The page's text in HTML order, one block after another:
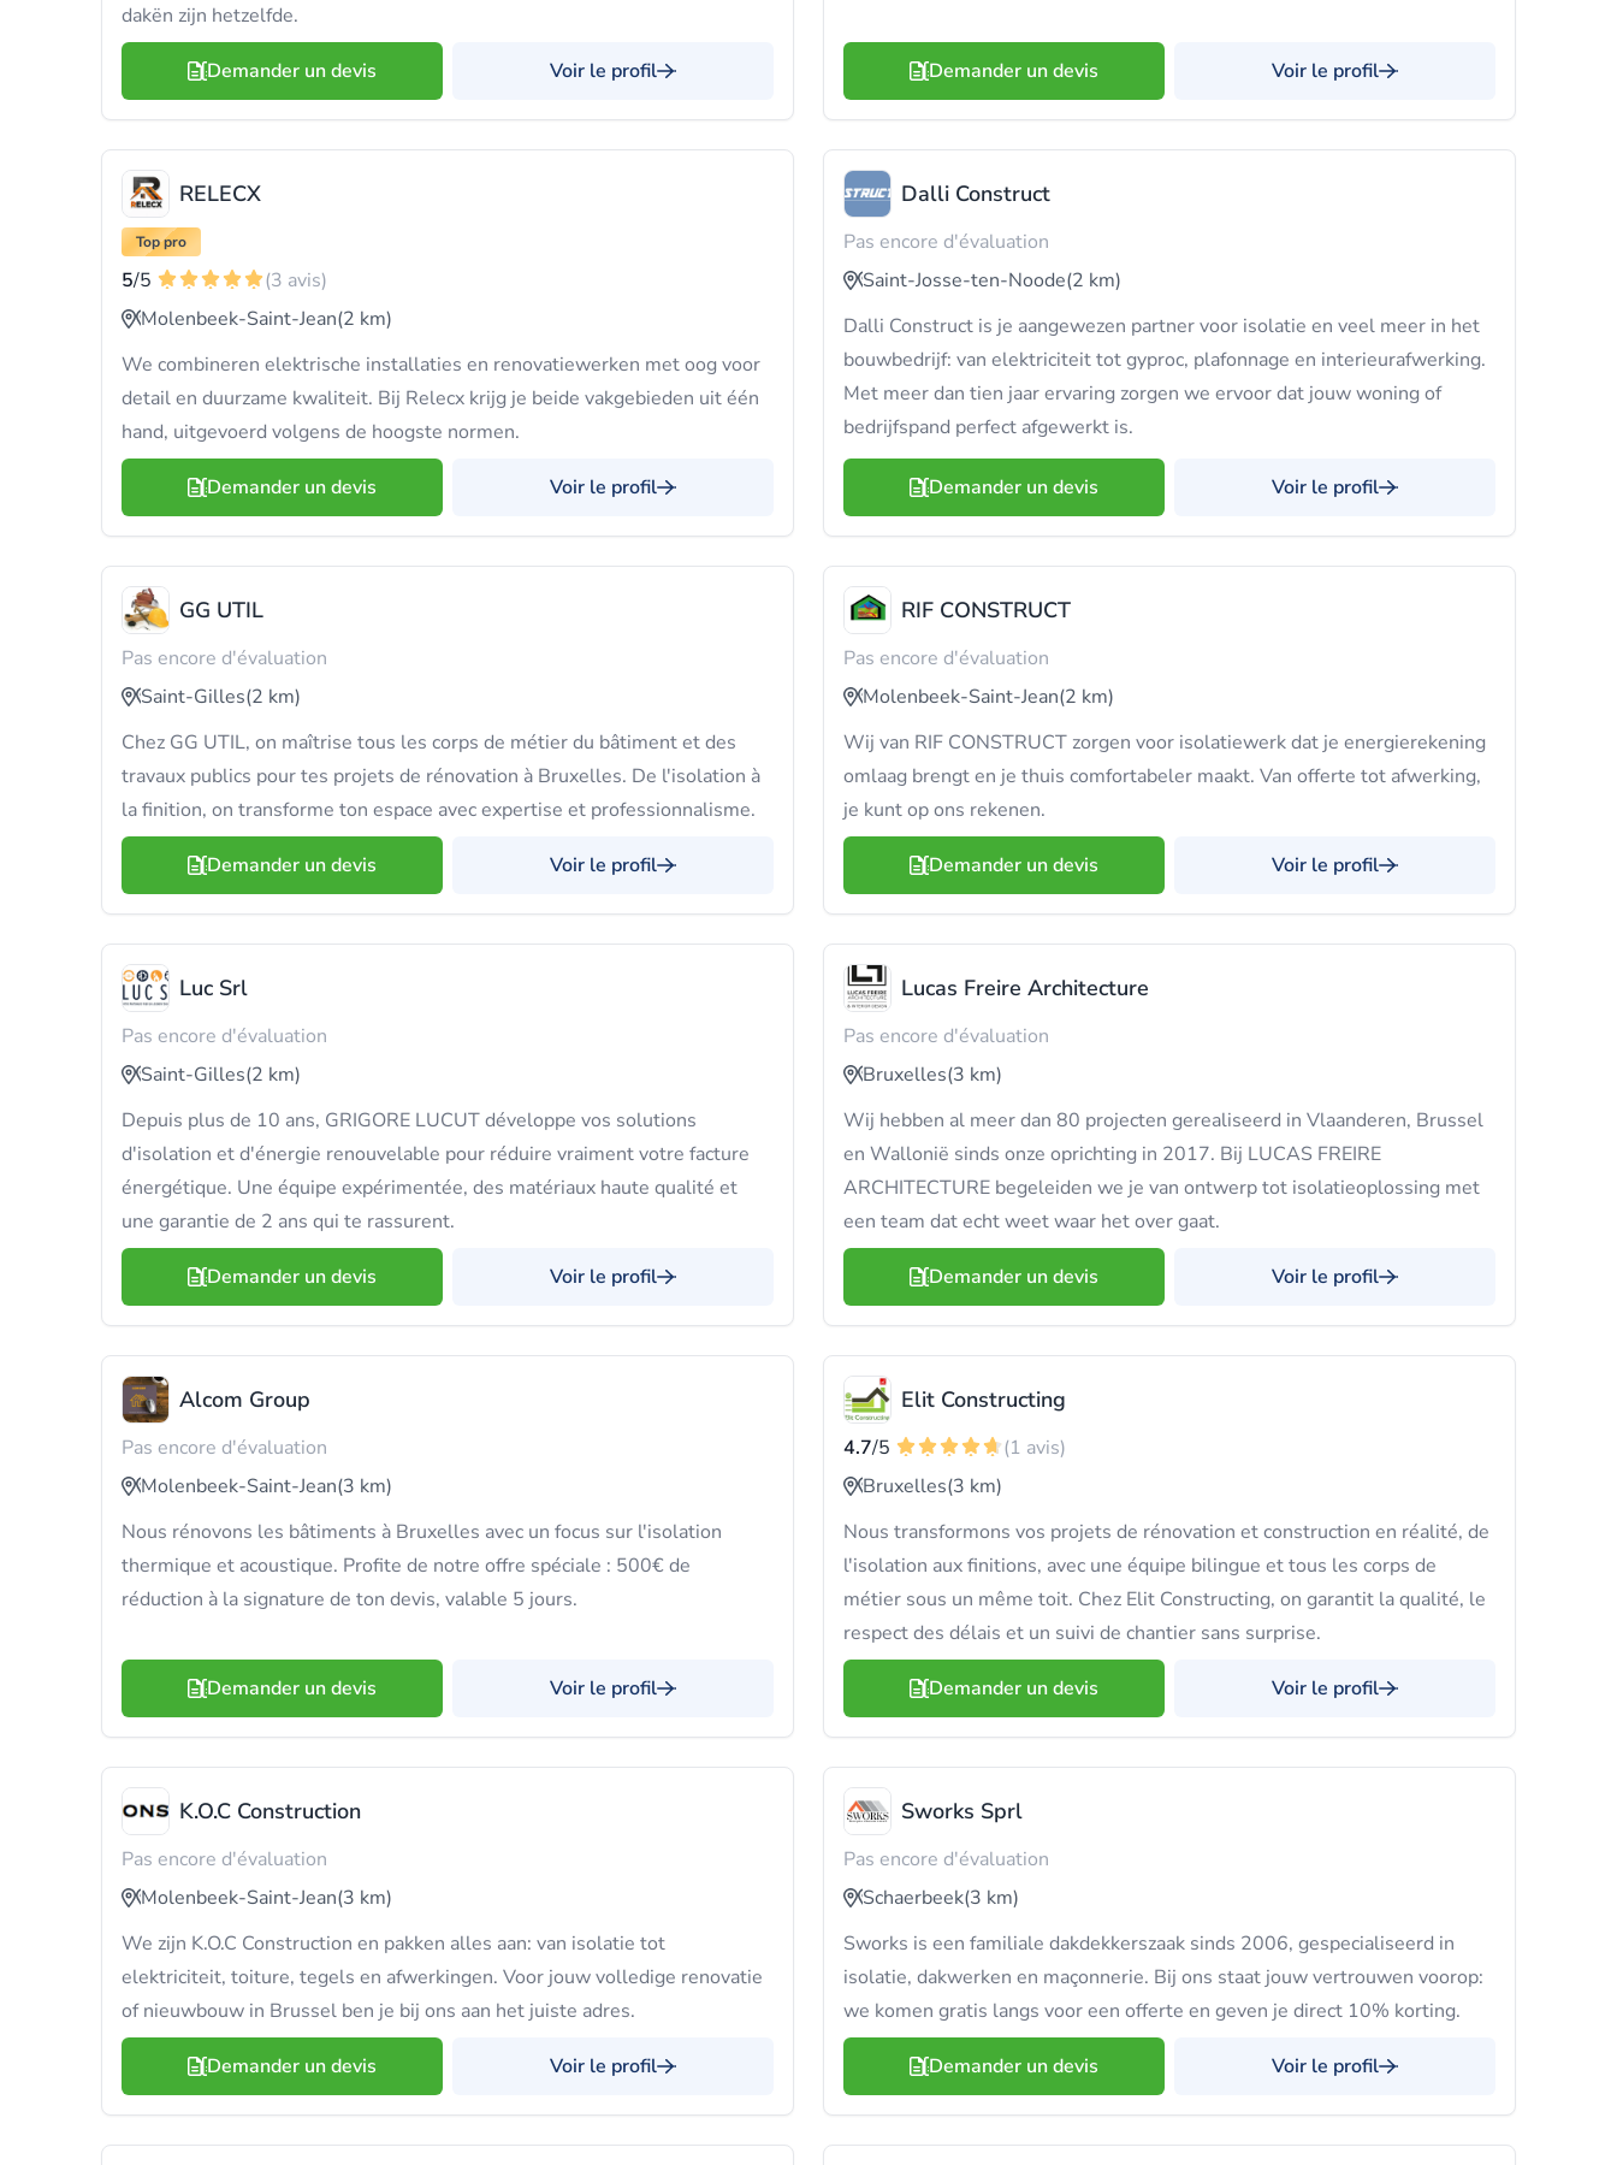
dakën zijn hetzelfde.
Demander un devis Voir le profil Demander un devis Voir le profil
RELECX
Top pro
5/5
(3 avis)
Molenbeek-Saint-Jean(2 km)
We combineren elektrische installaties en renovatiewerken met oog voor
detail en duurzame kwaliteit. Bij Relecx krijg je beide vakgebieden uit één
hand, uitgevoerd volgens de hoogste normen.
Demander un devis Voir le profil
Dalli Construct
Pas encore d'évaluation
Saint-Josse-ten-Noode(2 km)
Dalli Construct is je aangewezen partner voor isolatie en veel meer in het
bouwbedrijf: van elektriciteit tot gyproc, plafonnage en interieurafwerking.
Met meer dan tien jaar ervaring zorgen we ervoor dat jouw woning of
bedrijfspand perfect afgewerkt is.
Demander un devis Voir le profil
GG UTIL
Pas encore d'évaluation
Saint-Gilles(2 km)
Chez GG UTIL, on maîtrise tous les corps de métier du bâtiment et des
travaux publics pour tes projets de rénovation à Bruxelles. De l'isolation à
la finition, on transforme ton espace avec expertise et professionnalisme.
Demander un devis Voir le profil
RIF CONSTRUCT
Pas encore d'évaluation
Molenbeek-Saint-Jean(2 km)
Wij van RIF CONSTRUCT zorgen voor isolatiewerk dat je energierekening
omlaag brengt en je thuis comfortabeler maakt. Van offerte tot afwerking,
je kunt op ons rekenen.
Demander un devis Voir le profil
Luc Srl
Pas encore d'évaluation
Saint-Gilles(2 km)
Depuis plus de 10 ans, GRIGORE LUCUT développe vos solutions
d'isolation et d'énergie renouvelable pour réduire vraiment votre facture
énergétique. Une équipe expérimentée, des matériaux haute qualité et
une garantie de 2 ans qui te rassurent.
Demander un devis Voir le profil
Lucas Freire Architecture
Pas encore d'évaluation
Bruxelles(3 km)
Wij hebben al meer dan 80 projecten gerealiseerd in Vlaanderen, Brussel
en Wallonië sinds onze oprichting in 2017. Bij LUCAS FREIRE
ARCHITECTURE begeleiden we je van ontwerp tot isolatieoplossing met
een team dat echt weet waar het over gaat.
Demander un devis Voir le profil
Alcom Group
Pas encore d'évaluation
Molenbeek-Saint-Jean(3 km)
Nous rénovons les bâtiments à Bruxelles avec un focus sur l'isolation
thermique et acoustique. Profite de notre offre spéciale : 500€ de
réduction à la signature de ton devis, valable 5 jours.
Demander un devis Voir le profil
Elit Constructing
4.7/5
(1 avis)
Bruxelles(3 km)
Nous transformons vos projets de rénovation et construction en réalité, de
l'isolation aux finitions, avec une équipe bilingue et tous les corps de
métier sous un même toit. Chez Elit Constructing, on garantit la qualité, le
respect des délais et un suivi de chantier sans surprise.
Demander un devis Voir le profil
K.O.C Construction
Pas encore d'évaluation
Molenbeek-Saint-Jean(3 km)
We zijn K.O.C Construction en pakken alles aan: van isolatie tot
elektriciteit, toiture, tegels en afwerkingen. Voor jouw volledige renovatie
of nieuwbouw in Brussel ben je bij ons aan het juiste adres.
Demander un devis Voir le profil
Sworks Sprl
Pas encore d'évaluation
Schaerbeek(3 km)
Sworks is een familiale dakdekkerszaak sinds 2006, gespecialiseerd in
isolatie, dakwerken en maçonnerie. Bij ons staat jouw vertrouwen voorop:
we komen gratis langs voor een offerte en geven je direct 10% korting.
Demander un devis Voir le profil